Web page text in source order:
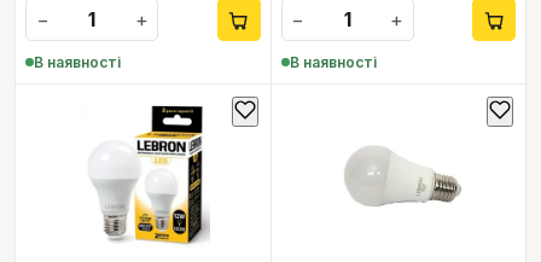
−
+
В наявності
−
+
В наявності